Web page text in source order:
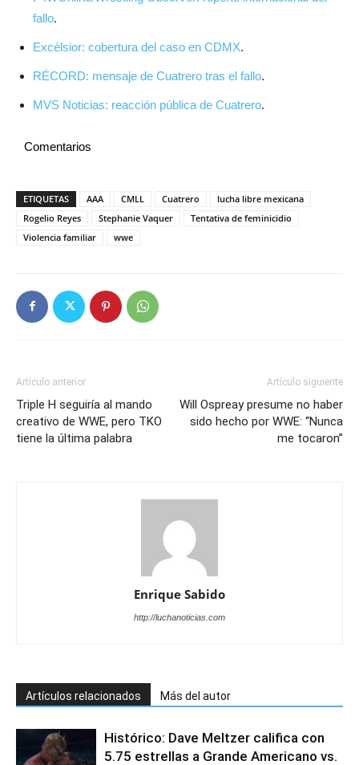
fallo.
Excélsior: cobertura del caso en CDMX.
RÉCORD: mensaje de Cuatrero tras el fallo.
MVS Noticias: reacción pública de Cuatrero.
Comentarios
ETIQUETAS AAA CMLL Cuatrero
lucha libre mexicana
Rogelio Reyes
Stephanie Vaquer
Tentativa de feminicidio
Violencia familiar
wwe
Artículo anterior
Triple H seguiría al mando
creativo de WWE, pero TKO
tiene la última palabra
Artículo siguiente
Will Ospreay presume no haber
sido hecho por WWE: “Nunca
me tocaron”
Enrique Sabido
http://luchanoticias.com
Artículos relacionados Más del autor
Histórico: Dave Meltzer califica con
5.75 estrellas a Grande Americano vs.